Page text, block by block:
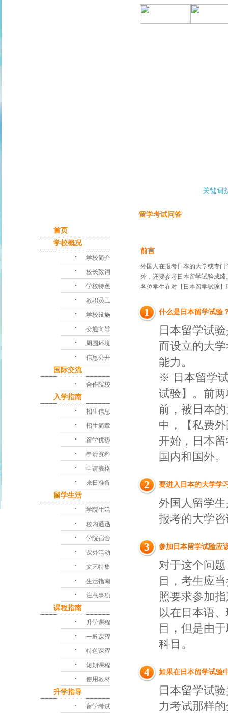
留学考试问答
前言
外国人在报考日本的大学或专
外，还要参考日本留学试验成
各位学生在对【日本留学試験
1 什么是日本留学试验
日本留学试
而设立的大
能力。
※ 日本留学
试验】。前
前，被日本
中，【私费
开始，日本
国内和国外。
2 要进入日本的大学学
外国人留学
报考的大学
3 参加日本留学试验应
对于这个问
目，考生应
照要求参加
以在日本语
目，但是由
科目。
4 如果在日本留学试验
日本留学试
力考试那样
首页
学校概况
･ 学校简介
･ 校长致词
･ 学校特色
･ 教职员工
･ 学校设施
･ 交通向导
･ 周围环境
･ 信息公开
国际交流
･ 合作院校
入学指南
･ 招生信息
･ 招生简章
･ 留学优势
･ 申请资料
･ 申请表格
･ 来日准备
留学生活
･ 学院生活
･ 校内通迅
･ 学院宿舍
･ 课外活动
･ 文艺特集
･ 生活指南
･ 注意事项
课程指南
･ 升学课程
･ 一般课程
･ 特色课程
･ 短期课程
･ 使用教材
升学指导
･ 留学考试对策